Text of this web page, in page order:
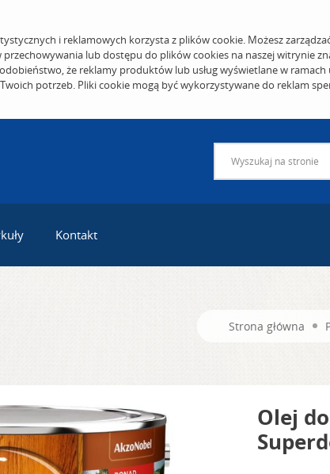
i reklamowych korzysta z plików cookie. Możesz
lub dostępu do plików cookies na naszej witrynie
że reklamy produktów lub usług wyświetlane w
potrzeb. Pliki cookie mogą być wykorzystywane do reklam
Kontakt
Strona główna
Olej